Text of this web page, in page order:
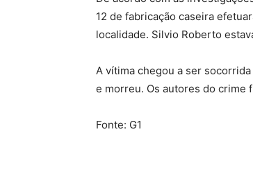
12 de fabricação caseira
localidade. Silvio Roberto
A vítima chegou a ser
e morreu. Os autores do crime
Fonte: G1